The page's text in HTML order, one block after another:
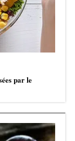
par le